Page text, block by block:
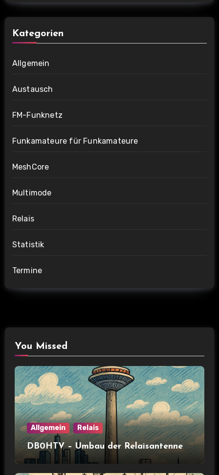
Kategorien
Allgemein
Austausch
FM-Funknetz
Funkamateure für Funkamateure
MeshCore
Multimode
Relais
Statistik
Termine
You Missed
Allgemein Relais
DB0HTV – Umbau der Relaisantenne